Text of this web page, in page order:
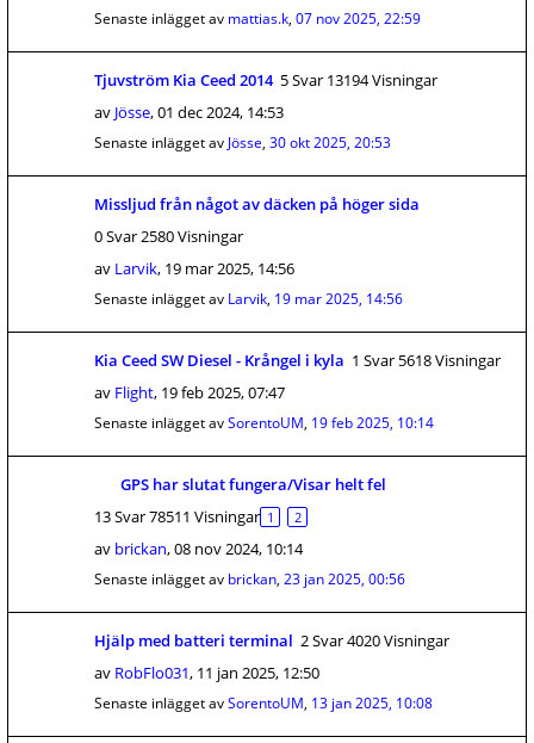
Senaste inlägget av mattias.k, 07 nov 2025, 22:59
Tjuvström Kia Ceed 2014 5 Svar 13194 Visningar
av Jösse,01 dec 2024, 14:53
Senaste inlägget av Jösse, 30 okt 2025, 20:53
Missljud från något av däcken på höger sida
0 Svar 2580 Visningar
av Larvik, 19 mar 2025, 14:56
Senaste inlägget av Larvik, 19 mar 2025, 14:56
Kia Ceed SW Diesel - Krångel i kyla 1 Svar 5618 Visningar
av Flight, 19 feb 2025, 07:47
Senaste inlägget avSorentoUM, 19 feb 2025, 10:14
GPS har slutat fungera/Visar helt fel
13 Svar 78511 Visningar 1 2
av brickan,08 nov 2024, 10:14
Senaste inlägget av brickan, 23 jan 2025, 00:56
Hjälp med batteri terminal 2 Svar 4020 Visningar
av RobFlo031, 11 jan 2025, 12:50
Senaste inlägget avSorentoUM, 13 jan 2025, 10:08